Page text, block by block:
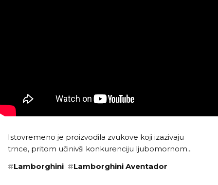
Istovremeno je proizvodila zvukove koji izazivaju
trnce, pritom učinivši konkurenciju ljubomornom...
#Lamborghini #Lamborghini Aventador